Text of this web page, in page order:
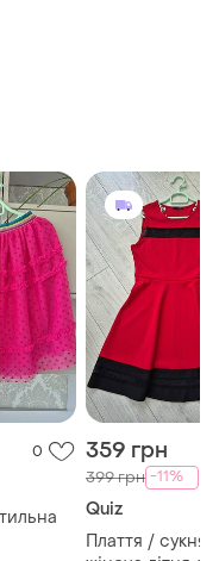
0 359 грн
399 грн -11%
Quiz
Плаття / сукня